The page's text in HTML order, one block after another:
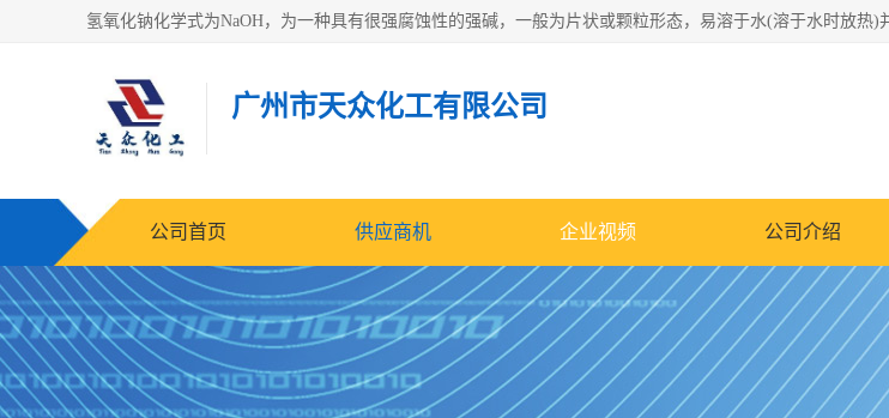
广州市天众化工有限公司
公司首页 供应商机 企业视频 公司介绍